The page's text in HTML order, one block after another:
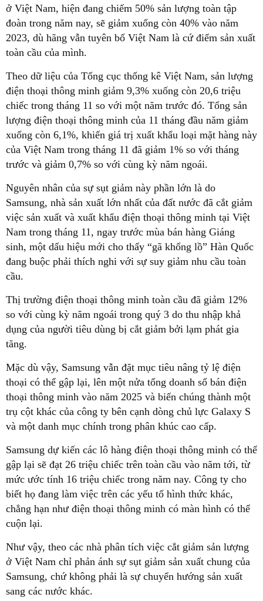
ở Việt Nam, hiện đang chiếm 50% sản lượng toàn tập
đoàn trong năm nay, sẽ giảm xuống còn 40% vào năm
2023, dù hãng vẫn tuyên bố Việt Nam là cứ điểm sản xuất
toàn cầu của mình.
Theo dữ liệu của Tổng cục thống kê Việt Nam, sản lượng
điện thoại thông minh giảm 9,3% xuống còn 20,6 triệu
chiếc trong tháng 11 so với một năm trước đó. Tổng sản
lượng điện thoại thông minh của 11 tháng đầu năm giảm
xuống còn 6,1%, khiến giá trị xuất khẩu loại mặt hàng này
của Việt Nam trong tháng 11 đã giảm 1% so với tháng
trước và giảm 0,7% so với cùng kỳ năm ngoái.
Nguyên nhân của sự sụt giảm này phần lớn là do
Samsung, nhà sản xuất lớn nhất của đất nước đã cắt giảm
việc sản xuất và xuất khẩu điện thoại thông minh tại Việt
Nam trong tháng 11, ngay trước mùa bán hàng Giáng
sinh, một dấu hiệu mới cho thấy “gã khổng lồ” Hàn Quốc
đang buộc phải thích nghi với sự suy giảm nhu cầu toàn
cầu.
Thị trường điện thoại thông minh toàn cầu đã giảm 12%
so với cùng kỳ năm ngoái trong quý 3 do thu nhập khả
dụng của người tiêu dùng bị cắt giảm bởi lạm phát gia
tăng.
Mặc dù vậy, Samsung vẫn đặt mục tiêu nâng tỷ lệ điện
thoại có thể gập lại, lên một nửa tổng doanh số bán điện
thoại thông minh vào năm 2025 và biến chúng thành một
trụ cột khác của công ty bên cạnh dòng chủ lực Galaxy S
và một danh mục chính trong phân khúc cao cấp.
Samsung dự kiến các lô hàng điện thoại thông minh có thể
gập lại sẽ đạt 26 triệu chiếc trên toàn cầu vào năm tới, từ
mức ước tính 16 triệu chiếc trong năm nay. Công ty cho
biết họ đang làm việc trên các yếu tố hình thức khác,
chẳng hạn như điện thoại thông minh có màn hình có thể
cuộn lại.
Như vậy, theo các nhà phân tích việc cắt giảm sản lượng
ở Việt Nam chỉ phản ánh sự sụt giảm sản xuất chung của
Samsung, chứ không phải là sự chuyển hướng sản xuất
sang các nước khác.